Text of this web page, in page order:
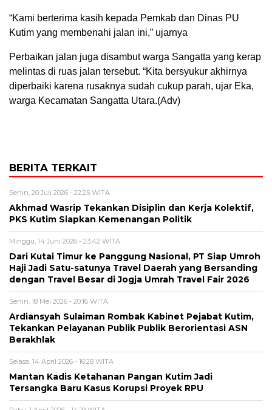
“Kami berterima kasih kepada Pemkab dan Dinas PU
Kutim yang membenahi jalan ini,” ujarnya
Perbaikan jalan juga disambut warga Sangatta yang kerap
melintas di ruas jalan tersebut. “Kita bersyukur akhirnya
diperbaiki karena rusaknya sudah cukup parah, ujar Eka,
warga Kecamatan Sangatta Utara.(Adv)
BERITA TERKAIT
Senin, 20 Juli 2026 - 22:25 WITA
Akhmad Wasrip Tekankan Disiplin dan Kerja Kolektif,
PKS Kutim Siapkan Kemenangan Politik
Minggu, 14 Juni 2026 - 23:42 WITA
Dari Kutai Timur ke Panggung Nasional, PT Siap Umroh
Haji Jadi Satu-satunya Travel Daerah yang Bersanding
dengan Travel Besar di Jogja Umrah Travel Fair 2026
Senin, 18 Mei 2026 - 20:16 WITA
Ardiansyah Sulaiman Rombak Kabinet Pejabat Kutim,
Tekankan Pelayanan Publik Publik Berorientasi ASN
Berakhlak
Selasa, 14 April 2026 - 16:28 WITA
Mantan Kadis Ketahanan Pangan Kutim Jadi
Tersangka Baru Kasus Korupsi Proyek RPU